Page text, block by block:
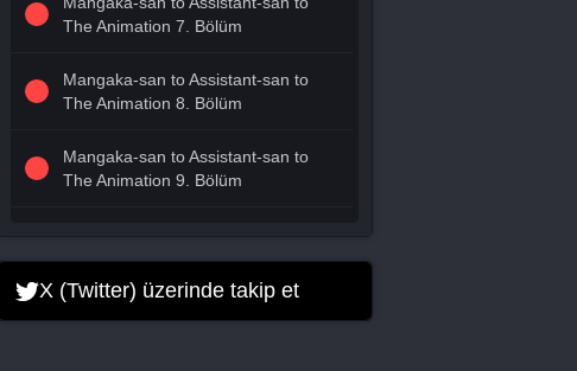
The Animation 7. Bölüm
Mangaka-san to Assistant-san to
The Animation 8. Bölüm
Mangaka-san to Assistant-san to
The Animation 9. Bölüm
The Animation 10. Bölüm
X (Twitter) üzerinde takip et